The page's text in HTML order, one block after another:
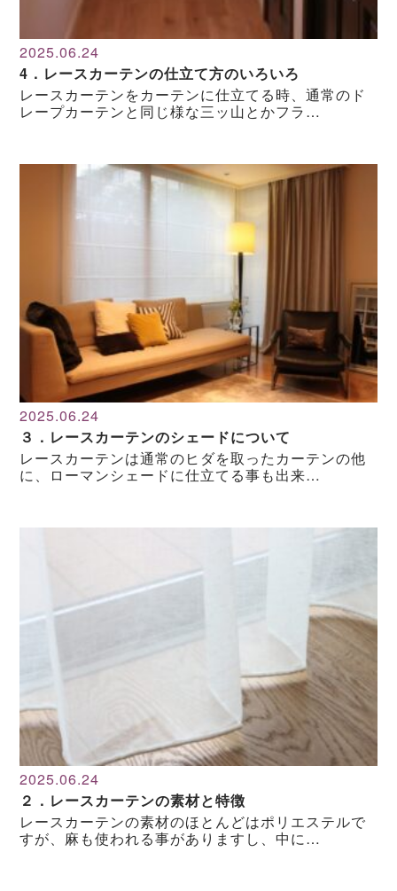
2025.06.24
4．レースカーテンの仕立て方のいろいろ
レースカーテンをカーテンに仕立てる時、通常のド
レープカーテンと同じ様な三ッ山とかフラ…
2025.06.24
３．レースカーテンのシェードについて
レースカーテンは通常のヒダを取ったカーテンの他
に、ローマンシェードに仕立てる事も出来…
2025.06.24
２．レースカーテンの素材と特徴
レースカーテンの素材のほとんどはポリエステルで
すが、麻も使われる事がありますし、中に…